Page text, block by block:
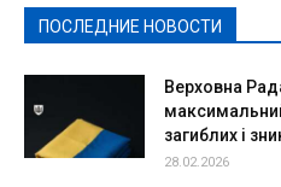
ПОСЛЕДНИЕ НОВОСТИ
Верховна
загиблих і
28.02.2026